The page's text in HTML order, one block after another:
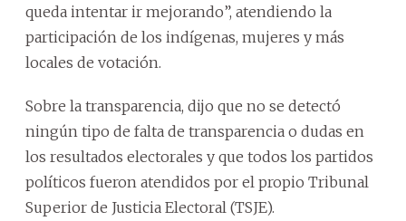
queda intentar ir mejorando”, atendiendo la
participación de los indígenas, mujeres y más
locales de votación.
Sobre la transparencia, dijo que no se detectó
ningún tipo de falta de transparencia o dudas en
los resultados electorales y que todos los partidos
políticos fueron atendidos por el propio Tribunal
Superior de Justicia Electoral (TSJE).